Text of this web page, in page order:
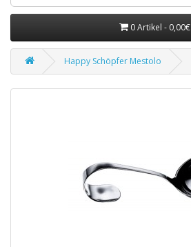
0 Artikel - 0,00€
Happy Schöpfer Mestolo